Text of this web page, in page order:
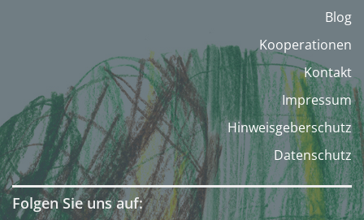
Blog
Kooperationen
Kontakt
Impressum
Hinweisgeberschutz
Datenschutz
Folgen Sie uns auf: